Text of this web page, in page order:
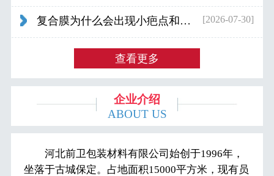
复合膜为什么会出现小疤点和波浪纹... [2026-07-30]
查看更多
企业介绍
ABOUT US
河北前卫包装材料有限公司始创于1996年，
坐落于古城保定。占地面积15000平方米，现有员